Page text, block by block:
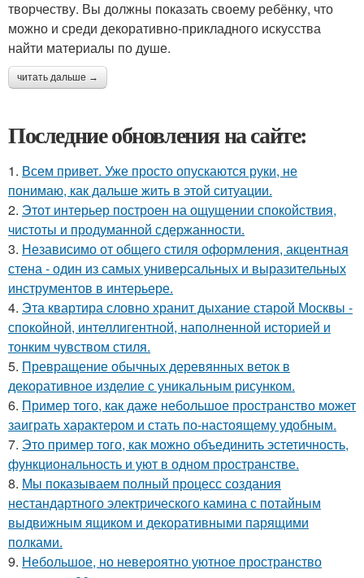
творчеству. Вы должны показать своему ребёнку, что
можно и среди декоративно-прикладного искусства
найти материалы по душе.
читать дальше →
Последние обновления на сайте:
1. Всем привет. Уже просто опускаются руки, не
понимаю, как дальше жить в этой ситуации.
2. Этот интерьер построен на ощущении спокойствия,
чистоты и продуманной сдержанности.
3. Независимо от общего стиля оформления, акцентная
стена - один из самых универсальных и выразительных
инструментов в интерьере.
4. Эта квартира словно хранит дыхание старой Москвы -
спокойной, интеллигентной, наполненной историей и
тонким чувством стиля.
5. Превращение обычных деревянных веток в
декоративное изделие с уникальным рисунком.
6. Пример того, как даже небольшое пространство может
заиграть характером и стать по-настоящему удобным.
7. Это пример того, как можно объединить эстетичность,
функциональность и уют в одном пространстве.
8. Мы показываем полный процесс создания
нестандартного электрического камина с потайным
выдвижным ящиком и декоративными парящими
полками.
9. Небольшое, но невероятно уютное пространство